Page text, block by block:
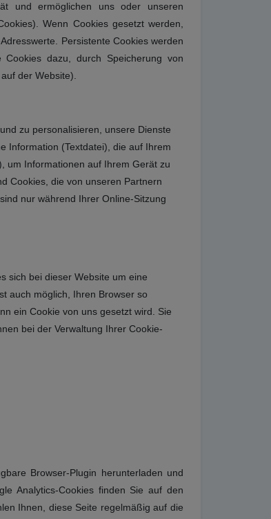
und ermöglichen uns oder unseren
Wenn Cookies gesetzt werden,
Persistente Cookies werden
dazu, durch Speicherung von
der Website).
zu personalisieren, unsere Dienste
Information (Textdatei), die auf Ihrem
um Informationen auf Ihrem Gerät zu
Cookies, die von unseren Partnern
nur während Ihrer Online-Sitzung
sich bei dieser Website um eine
auch möglich, Ihren Browser so
ein Cookie von uns gesetzt wird. Sie
bei der Verwaltung Ihrer Cookie-
Browser-Plugin herunterladen und
Analytics-Cookies finden Sie auf den
Ihnen, diese Seite regelmäßig auf die